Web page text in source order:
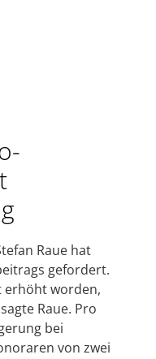
Raue hat
gefordert.
erhöht worden,
Raue. Pro
bei
von zwei